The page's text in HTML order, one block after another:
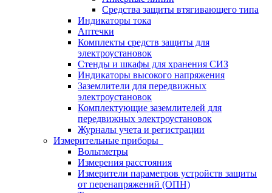
Средства защиты втягивающего типа
Индикаторы тока
Аптечки
Комплекты средств защиты для
электроустановок
Стенды и шкафы для хранения СИЗ
Индикаторы высокого напряжения
Заземлители для передвижных
электроустановок
Комплектующие заземлителей для
передвижных электроустановок
Журналы учета и регистрации
Измерительные приборы
Вольтметры
Измерения расстояния
Измерители параметров устройств защиты
от перенапряжений (ОПН)